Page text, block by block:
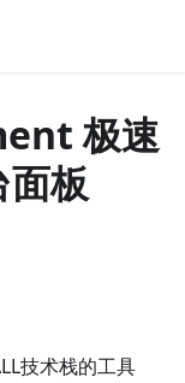
极速
板
技术栈的工具